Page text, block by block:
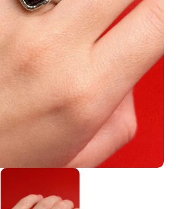
увеличить изображение